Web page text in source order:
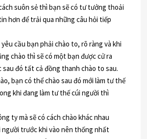
suôn sẻ thì bạn sẽ có tư tưởng thoải
hơn để trải qua những câu hỏi tiếp
cầu bạn phải chào to, rõ ràng và khi
chào thì sẽ có một bạn được cử ra
đó tất cả đồng thanh chào to sau.
bạn có thể chào sau đó mới làm tư thế
khi đang làm tư thế cúi người thì
ty mà sẽ có cách chào khác nhau
trước khi vào nên thống nhất